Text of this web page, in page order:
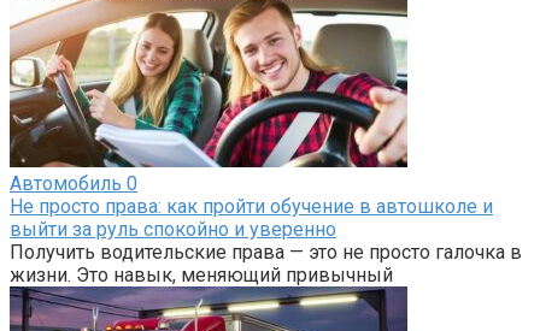
Автомобиль 0
Не просто права: как пройти обучение в автошколе и
выйти за руль спокойно и уверенно
Получить водительские права — это не просто галочка в
жизни. Это навык, меняющий привычный